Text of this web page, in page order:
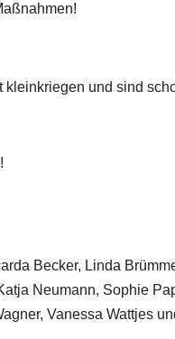
und sind
Becker, Linda
Neumann, Sophie
Vanessa Wattjes